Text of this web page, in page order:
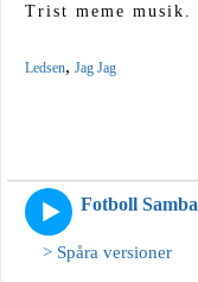
Trist meme musik.
Ledsen, Jag Jag
Fotboll Samba
> Spåra versioner